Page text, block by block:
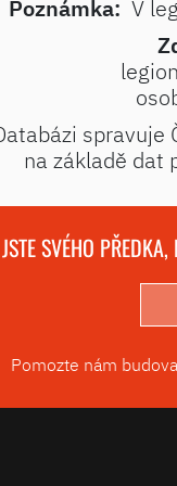
Poznámka: V
spravuje
na základě dat
SVÉHO
Pomozte nám